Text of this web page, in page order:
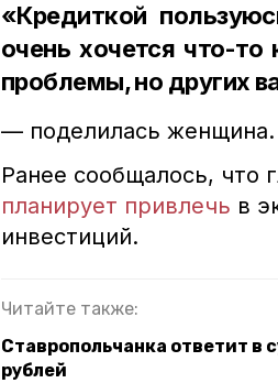
«Кредиткой
очень хочется что-
проблемы, но других
— поделилась женщина.
Ранее сообщалось, что
планирует привлечь в
инвестиций.
Читайте также:
Ставропольчанка ответит в
рублей